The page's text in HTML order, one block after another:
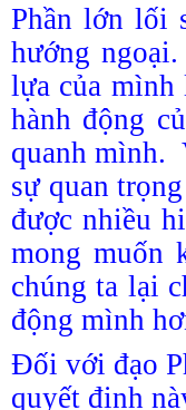
Phần lớn lối
hướng
lựa của mình
hành động
quanh mình.
sự quan
được nhiều
mong muốn
chúng ta lại
động mình
Đối với đạo
quyết định